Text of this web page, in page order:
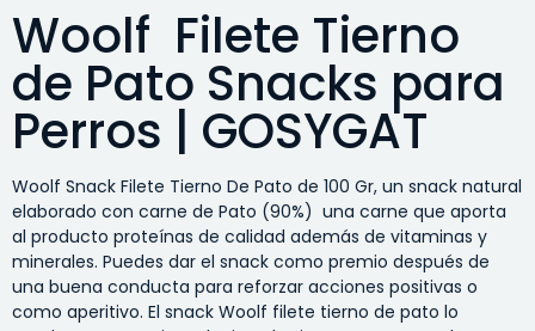
Woolf Filete Tierno
de Pato Snacks para
Perros | GOSYGAT
Woolf Snack Filete Tierno De Pato de 100 Gr, un snack natural
elaborado con carne de Pato (90%) una carne que aporta
al producto proteínas de calidad además de vitaminas y
minerales. Puedes dar el snack como premio después de
una buena conducta para reforzar acciones positivas o
como aperitivo. El snack Woolf filete tierno de pato lo